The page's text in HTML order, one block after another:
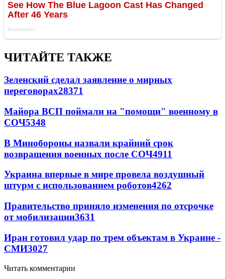
ЧИТАЙТЕ ТАКЖЕ
Зеленский сделал заявление о мирных
переговорах28371
Майора ВСП поймали на "помощи" военному в
СОЧ5348
В Минобороны назвали крайний срок
возвращения военных после СОЧ4911
Украина впервые в мире провела воздушный
штурм с использованием роботов4262
Правительство приняло изменения по отсрочке
от мобилизации3631
Иран готовил удар по трем объектам в Украине -
СМИ3027
Читать комментарии